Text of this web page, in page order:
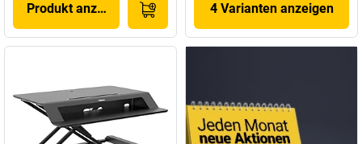
Produkt anzeigen 4 Varianten anzeigen